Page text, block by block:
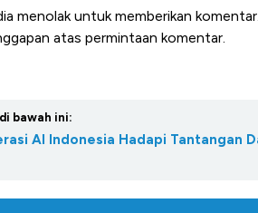
menolak untuk memberikan
atas permintaan komentar.
bawah ini:
AI Indonesia Hadapi Tantangan